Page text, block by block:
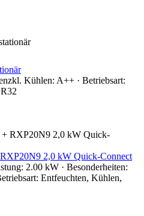
Kühlen: A++ · Betriebsart:
2,0 kW Quick-Connect
2.00 kW · Besonderheiten:
Entfeuchten, Kühlen,